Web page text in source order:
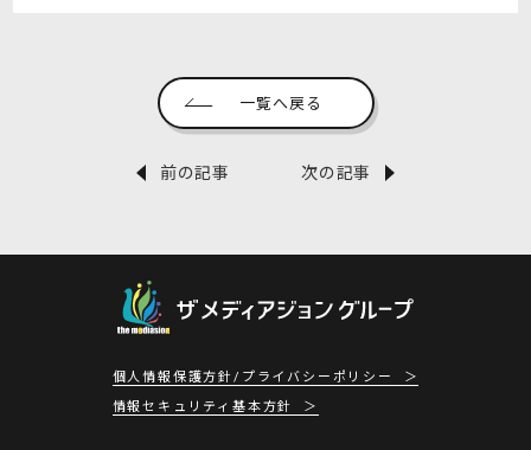
前の記事
一覧へ戻る
次の記事
個人情報保護方針/プライバシーポリシー
情報セキュリティ基本方針